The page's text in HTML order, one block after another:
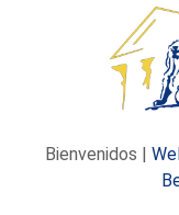
Bienvenidos |